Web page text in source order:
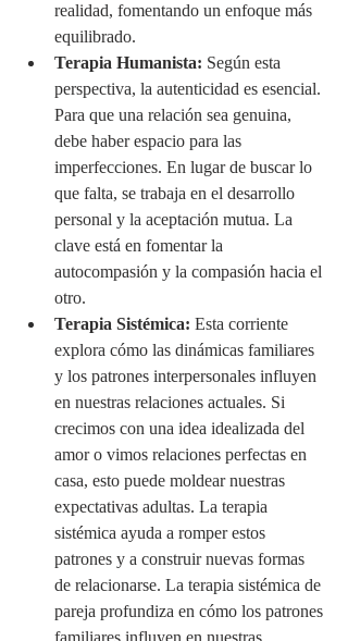
realidad, fomentando un enfoque más
equilibrado.
Terapia Humanista: Según esta
perspectiva, la autenticidad es esencial.
Para que una relación sea genuina,
debe haber espacio para las
imperfecciones. En lugar de buscar lo
que falta, se trabaja en el desarrollo
personal y la aceptación mutua. La
clave está en fomentar la
autocompasión y la compasión hacia el
otro.
Terapia Sistémica: Esta corriente
explora cómo las dinámicas familiares
y los patrones interpersonales influyen
en nuestras relaciones actuales. Si
crecimos con una idea idealizada del
amor o vimos relaciones perfectas en
casa, esto puede moldear nuestras
expectativas adultas. La terapia
sistémica ayuda a romper estos
patrones y a construir nuevas formas
de relacionarse. La terapia sistémica de
pareja profundiza en cómo los patrones
familiares influyen en nuestras